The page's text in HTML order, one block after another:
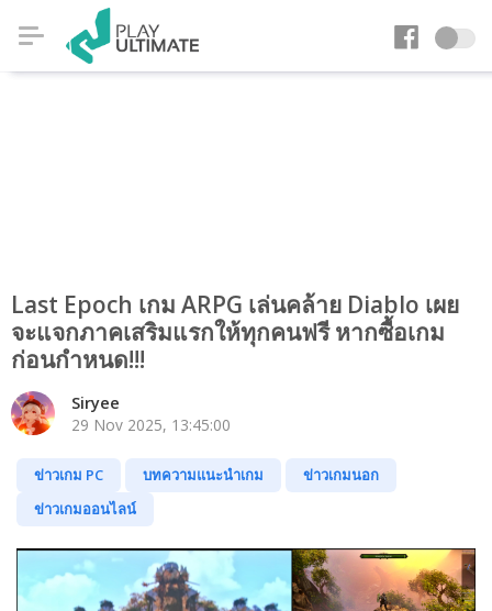
Last Epoch เกม ARPG เล่นคล้าย Diablo เผย
จะแจกภาคเสริมแรกให้ทุกคนฟรี หากซื้อเกม
ก่อนกำหนด!!!
Siryee
29 Nov 2025, 13:45:00
ข่าวเกม PC บทความแนะนำเกม
ข่าวเกมนอก
ข่าวเกมออนไลน์